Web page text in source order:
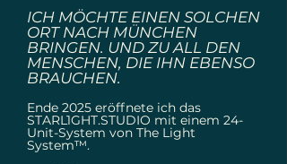
ICH MÖCHTE EINEN SOLCHEN
ORT NACH MÜNCHEN
BRINGEN. UND ZU ALL DEN
MENSCHEN, DIE IHN EBENSO
BRAUCHEN.
Ende 2025 eröffnete ich das
STARL1GHT.STUDIO mit einem 24-
Unit-System von The Light
System™.